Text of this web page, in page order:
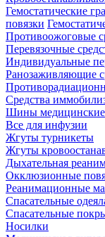
Гемостатические
повязки
Противоожоговые
Перевязочные
Индивидуальные
Ранозаживляющие
Средства
Шины медицинские
Все для инфузии
Жгуты турникеты
Жгуты
Дыхательная
Окклюзионные
Реанимационные
Спасательные
Спасательные
Носилки